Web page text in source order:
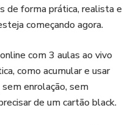
de forma prática, realista e
começando agora.
com 3 aulas ao vivo
como acumular e usar
enrolação, sem
de um cartão black.